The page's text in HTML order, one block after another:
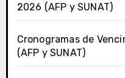
2026 (AFP y SUNAT)
Cronogramas de
(AFP y SUNAT)